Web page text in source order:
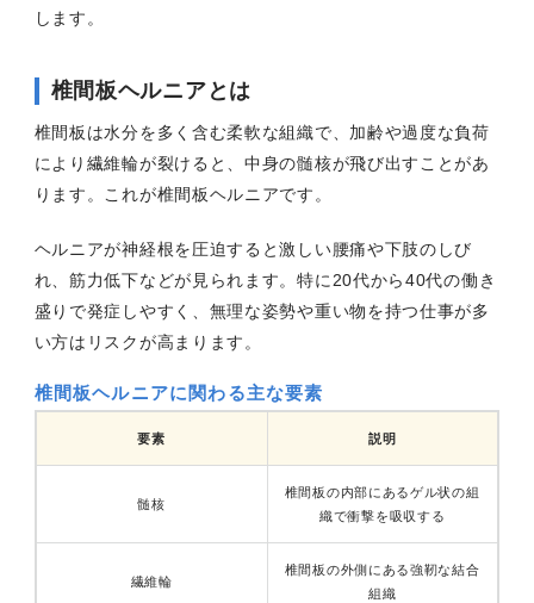
します。
椎間板ヘルニアとは
椎間板は水分を多く含む柔軟な組織で、加齢や過度な負荷
により繊維輪が裂けると、中身の髄核が飛び出すことがあ
ります。これが椎間板ヘルニアです。
ヘルニアが神経根を圧迫すると激しい腰痛や下肢のしび
れ、筋力低下などが見られます。特に20代から40代の働き
盛りで発症しやすく、無理な姿勢や重い物を持つ仕事が多
い方はリスクが高まります。
椎間板ヘルニアに関わる主な要素
要素 説明
髄核
椎間板の内部にあるゲル状の組
織で衝撃を吸収する
繊維輪
椎間板の外側にある強靭な結合
組織